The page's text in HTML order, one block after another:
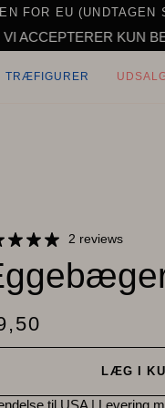
FOR EU (UNDTAGEN
KUN BESTILLINGER
TRÆFIGURER
2 reviews
LÆG I
til USA | Levering